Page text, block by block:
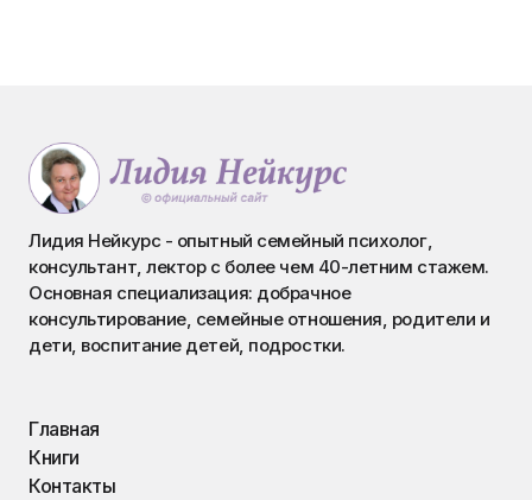
Лидия Нейкурс - опытный семейный психолог,
консультант, лектор с более чем 40-летним стажем.
Основная специализация: добрачное
консультирование, семейные отношения, родители и
дети, воспитание детей, подростки.
Главная
Книги
Контакты